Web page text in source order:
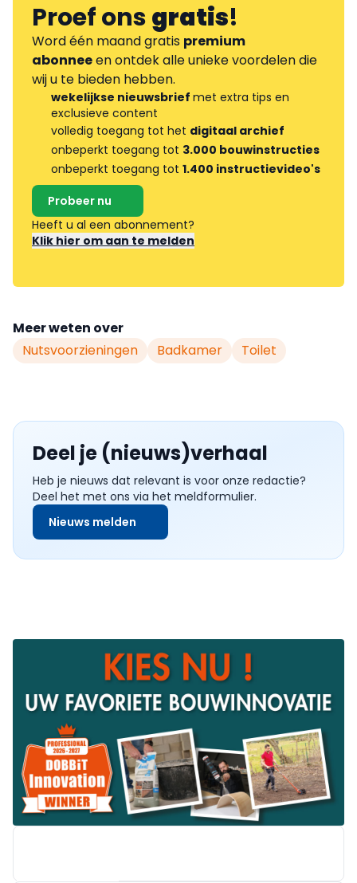
Proef onsgratis!
Word één maand gratis premium
abonneeen ontdek alle unieke voordelen die
wij u te bieden hebben.
wekelijkse nieuwsbrief met extra tips en
exclusieve content
volledig toegang tot het digitaal archief
onbeperkt toegang tot 3.000 bouwinstructies
onbeperkt toegang tot 1.400 instructievideo's
Probeer nu
Heeft u al een abonnement?
Klik hier om aan te melden
Meer weten over
Nutsvoorzieningen
Badkamer Toilet
Deel je (nieuws)verhaal
Heb je nieuws dat relevant is voor onze redactie?
Deel het met ons via het meldformulier.
Nieuws melden